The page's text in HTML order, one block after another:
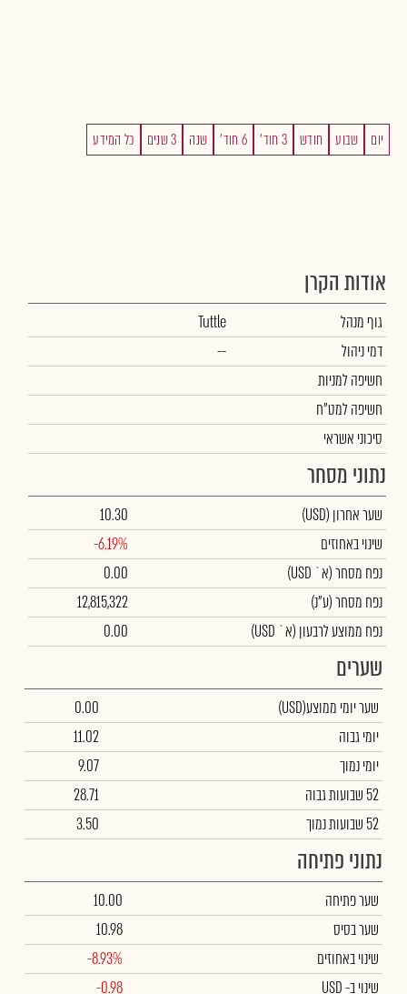
יום שבוע חודש 3 חוד' 6 חוד' שנה 3 שנים כל המידע
אודות הקרן
גוף מנהל
Tuttle
דמי ניהול
--
חשיפה למניות
חשיפה למט"ח
סיכוני אשראי
נתוני מסחר
שער אחרון (USD)
10.30
שינוי באחוזים
-6.19%
נפח מסחר(א` USD)
0.00
נפח מסחר(ע"נ)
12,815,322
נפח ממוצע לרבעון (א` USD)
0.00
שערים
שער יומי ממוצע(USD)
0.00
יומי גבוה
11.02
יומי נמוך
9.07
52 שבועות גבוה
28.71
52 שבועות נמוך
3.50
נתוני פתיחה
שער פתיחה
10.00
שער בסיס
10.98
שינוי באחוזים
-8.93%
שינויב- USD -0.98